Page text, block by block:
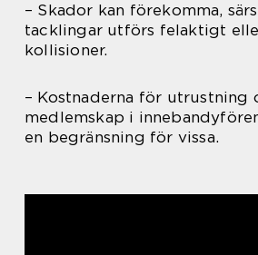
– Skador kan förekomma,
tacklingar utförs felaktigt
kollisioner.
– Kostnaderna för utrustning
medlemskap i
en begränsning för vissa.